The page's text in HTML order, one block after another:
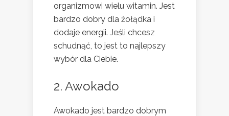
organizmowi wielu witamin. Jest
bardzo dobry dla żołądka i
dodaje energii. Jeśli chcesz
schudnąć, to jest to najlepszy
wybór dla Ciebie.
2. Awokado
Awokado jest bardzo dobrym